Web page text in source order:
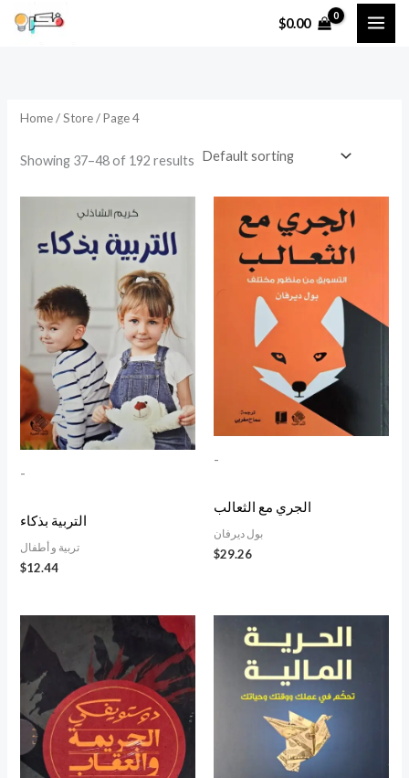
Skip
$0.00
Home/Store/ Page 4
Showing 37–48 of 192 results
-
التربية بذكاء
تربية و أطفال
$12.44
-
الجري مع الثعالب
بول ديرفان
$29.26